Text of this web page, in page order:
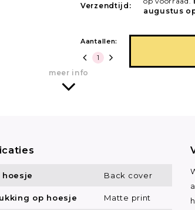
Verzendtijd:
augustus
Aantallen:
meer info
hoesje Back cover
op hoesje Matte print